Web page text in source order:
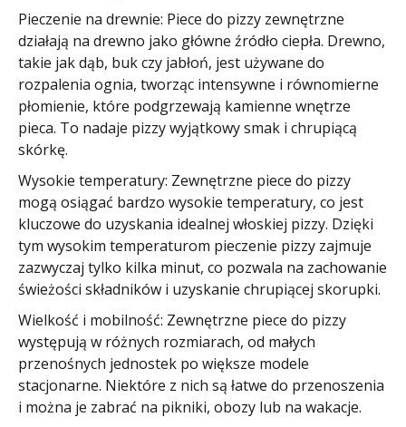
Pieczenie na drewnie: Piece do pizzy zewnętrzne
działają na drewno jako główne źródło ciepła. Drewno,
takie jak dąb, buk czy jabłoń, jest używane do
rozpalenia ognia, tworząc intensywne i równomierne
płomienie, które podgrzewają kamienne wnętrze
pieca. To nadaje pizzy wyjątkowy smak i chrupiącą
skórkę.
Wysokie temperatury: Zewnętrzne piece do pizzy
mogą osiągać bardzo wysokie temperatury, co jest
kluczowe do uzyskania idealnej włoskiej pizzy. Dzięki
tym wysokim temperaturom pieczenie pizzy zajmuje
zazwyczaj tylko kilka minut, co pozwala na zachowanie
świeżości składników i uzyskanie chrupiącej skorupki.
Wielkość i mobilność: Zewnętrzne piece do pizzy
występują w różnych rozmiarach, od małych
przenośnych jednostek po większe modele
stacjonarne. Niektóre z nich są łatwe do przenoszenia
i można je zabrać na pikniki, obozy lub na wakacje.